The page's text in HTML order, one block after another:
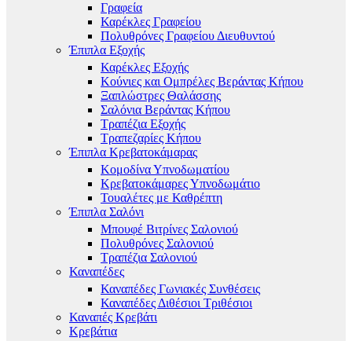
Γραφεία
Καρέκλες Γραφείου
Πολυθρόνες Γραφείου Διευθυντού
Έπιπλα Εξοχής
Καρέκλες Εξοχής
Κούνιες και Ομπρέλες Βεράντας Κήπου
Ξαπλώστρες Θαλάσσης
Σαλόνια Βεράντας Κήπου
Τραπέζια Εξοχής
Τραπεζαρίες Κήπου
Έπιπλα Κρεβατοκάμαρας
Κομοδίνα Υπνοδωματίου
Κρεβατοκάμαρες Υπνοδωμάτιο
Τουαλέτες με Καθρέπτη
Έπιπλα Σαλόνι
Μπουφέ Βιτρίνες Σαλονιού
Πολυθρόνες Σαλονιού
Τραπέζια Σαλονιού
Καναπέδες
Καναπέδες Γωνιακές Συνθέσεις
Καναπέδες Διθέσιοι Τριθέσιοι
Καναπές Κρεβάτι
Κρεβάτια